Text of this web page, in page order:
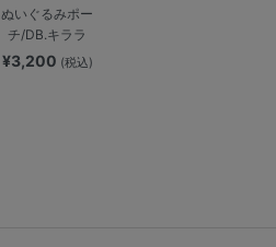
ぬいぐるみポー
チ/DB.キララ
¥3,200 (税込)